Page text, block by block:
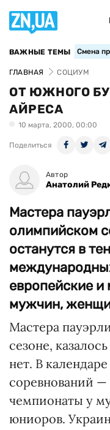
ВАЖНЫЕ ТЕМЫ Смена
ГЛАВНАЯ СОЦИУМ
ОТ ЮЖНОГО
АЙРЕСА
10 марта, 2000, 00:00
Поделиться
Автор
Анатолий
Мастера
олимпийском
останутся в
европейские
мужчин,
Мастера
сезоне,
нет. В
соревнований
чемпионаты у
юниоров.